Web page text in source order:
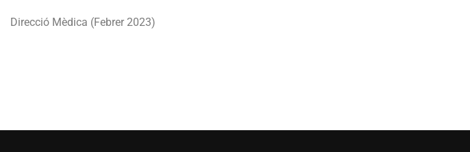
Direcció Mèdica (Febrer 2023)